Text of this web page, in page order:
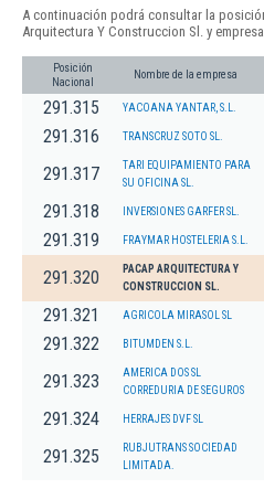
A continuación podrá consultar la
Arquitectura Y Construccion Sl. y
Posición
Nacional
Nombre de la empresa
291.315 YACOANA YANTAR, S.L.
291.316 TRANSCRUZ SOTO SL.
291.317
TARI EQUIPAMIENTO PARA
SU OFICINA SL.
291.318 INVERSIONES GARFER SL.
291.319 FRAYMAR HOSTELERIA S.L.
291.320
PACAP ARQUITECTURA Y
CONSTRUCCION SL.
291.321 AGRICOLA MIRASOL SL
291.322 BITUMDEN S.L.
291.323
AMERICA DOS SL
CORREDURIA DE SEGUROS
291.324 HERRAJES DVF SL
291.325
RUBJUTRANS SOCIEDAD
LIMITADA.